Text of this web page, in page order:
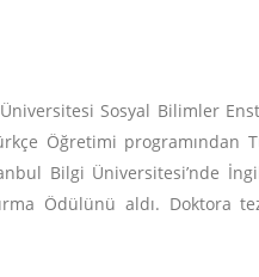
Sosyal Bilimler
Öğretimi programından
Bilgi Üniversitesi’nde
Ödülünü aldı. Doktora